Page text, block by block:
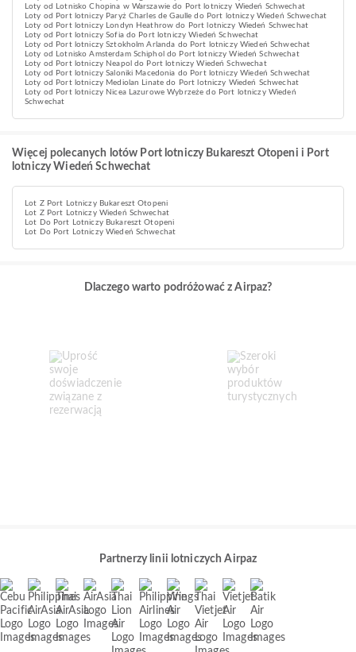
Loty od Lotnisko Chopina w Warszawie do Port lotniczy Wiedeń Schwechat
Loty od Port lotniczy Paryż Charles de Gaulle do Port lotniczy Wiedeń Schwechat
Loty od Port lotniczy Londyn Heathrow do Port lotniczy Wiedeń Schwechat
Loty od Port lotniczy Sofia do Port lotniczy Wiedeń Schwechat
Loty od Port lotniczy Sztokholm Arlanda do Port lotniczy Wiedeń Schwechat
Loty od Lotnisko Amsterdam Schiphol do Port lotniczy Wiedeń Schwechat
Loty od Port lotniczy Neapol do Port lotniczy Wiedeń Schwechat
Loty od Port lotniczy Saloniki Macedonia do Port lotniczy Wiedeń Schwechat
Loty od Port lotniczy Mediolan Linate do Port lotniczy Wiedeń Schwechat
Loty od Port lotniczy Nicea Lazurowe Wybrzeże do Port lotniczy Wiedeń
Schwechat
Więcej polecanych lotów Port lotniczy Bukareszt Otopeni i Port
lotniczy Wiedeń Schwechat
Lot Z Port Lotniczy Bukareszt Otopeni
Lot Z Port Lotniczy Wiedeń Schwechat
Lot Do Port Lotniczy Bukareszt Otopeni
Lot Do Port Lotniczy Wiedeń Schwechat
Dlaczego warto podróżować z Airpaz?
Partnerzy linii lotniczych Airpaz